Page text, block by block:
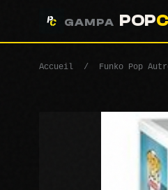
GAMPA POP
Accueil / Funko Pop